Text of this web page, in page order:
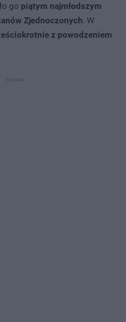
go piątym najmłodszym
Zjednoczonych. W
z powodzeniem